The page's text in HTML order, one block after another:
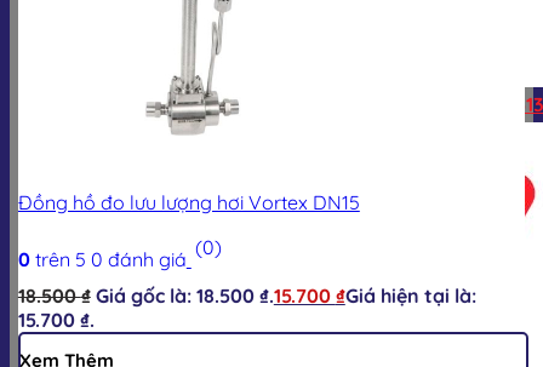
Hotline:
Đồng hồ đo lưu lượng hơi Vortex DN15
0trên 5 0 đánh giá (0)
18.500₫ Giá gốc là: 18.500 ₫.15.700 ₫Giá hiện tại là:
15.700 ₫.
Xem Thêm